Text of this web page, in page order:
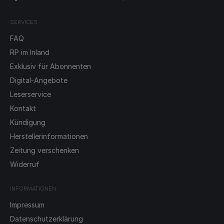
SERVICES
FAQ
RP im Inland
Exklusiv für Abonnenten
Digital-Angebote
Leserservice
Kontakt
Kündigung
Herstellerinformationen
Zeitung verschenken
Widerruf
INFORMATIONEN
Impressum
Datenschutzerklärung